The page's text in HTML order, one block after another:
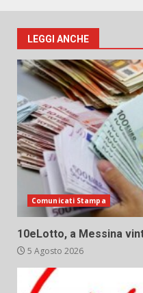
LEGGI ANCHE
Comunicati Stampa
10eLotto, a Messina
5 Agosto 2026